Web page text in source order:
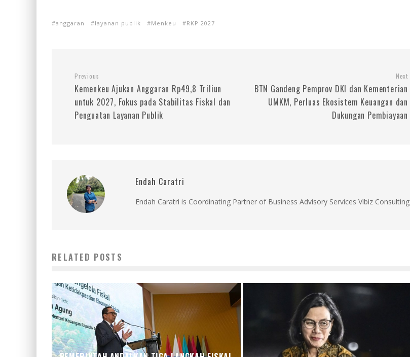
anggaran layanan publik Menkeu RKP 2027
Previous
Kemenkeu Ajukan Anggaran Rp49,8 Triliun
untuk 2027, Fokus pada Stabilitas Fiskal dan
Penguatan Layanan Publik
Next
BTN Gandeng Pemprov DKI dan Kementerian
UMKM, Perluas Ekosistem Keuangan dan
Dukungan Pembiayaan
Endah Caratri
Endah Caratri is Coordinating Partner of Business Advisory Services Vibiz Consulting
RELATED POSTS